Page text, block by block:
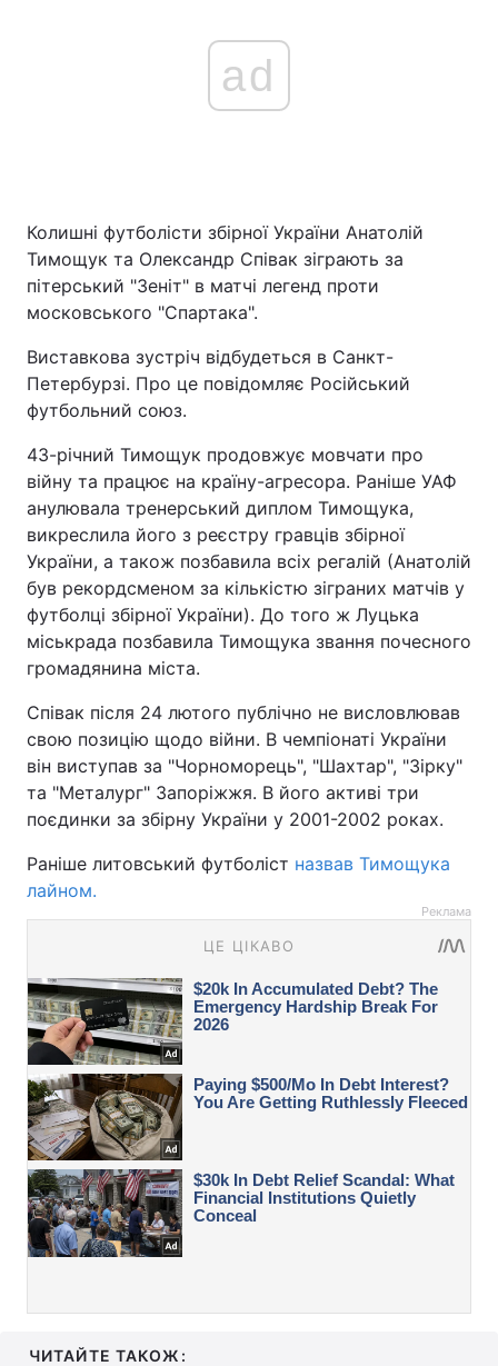
ad
Колишні футболісти збірної України Анатолій
Тимощук та Олександр Співак зіграють за
пітерський "Зеніт" в матчі легенд проти
московського "Спартака".
Виставкова зустріч відбудеться в Санкт-
Петербурзі. Про це повідомляє Російський
футбольний союз.
43-річний Тимощук продовжує мовчати про
війну та працює на країну-агресора. Раніше УАФ
анулювала тренерський диплом Тимощука,
викреслила його з реєстру гравців збірної
України, а також позбавила всіх регалій (Анатолій
був рекордсменом за кількістю зіграних матчів у
футболці збірної України). До того ж Луцька
міськрада позбавила Тимощука звання почесного
громадянина міста.
Співак після 24 лютого публічно не висловлював
свою позицію щодо війни. В чемпіонаті України
він виступав за "Чорноморець", "Шахтар", "Зірку"
та "Металург" Запоріжжя. В його активі три
поєдинки за збірну України у 2001-2002 роках.
Раніше литовський футболіст назвав Тимощука
лайном.
Реклама
ЧИТАЙТЕ ТАКОЖ: